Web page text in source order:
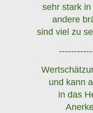
sehr stark
andere
sind viel zu
und kann
in das